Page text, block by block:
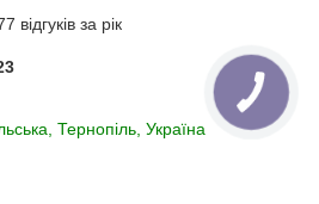
відгуків за рік
Тернопіль, Україна